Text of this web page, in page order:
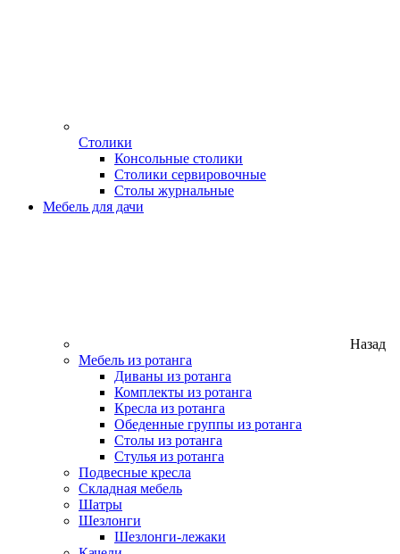
Столики
Консольные столики
Столики сервировочные
Столы журнальные
Мебель для дачи
Назад
Мебель из ротанга
Диваны из ротанга
Комплекты из ротанга
Кресла из ротанга
Обеденные группы из ротанга
Столы из ротанга
Стулья из ротанга
Подвесные кресла
Складная мебель
Шатры
Шезлонги
Шезлонги-лежаки